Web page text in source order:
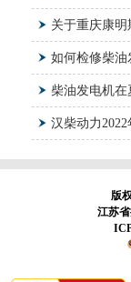
关于重庆康
如何检修柴油
柴油发电机
汉柴动力
版
江苏